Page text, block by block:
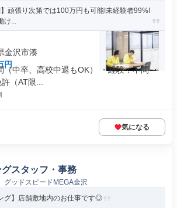
】頑張り次第では100万円も可能!未経験者99%!
け...
金沢市湊
円
（中卒、高校中退もOK） ・経験：不問 ・
（AT限...
気になる
スタッフ・事務
ッドスピードMEGA金沢
グ】店舗敷地内のお仕事です◎